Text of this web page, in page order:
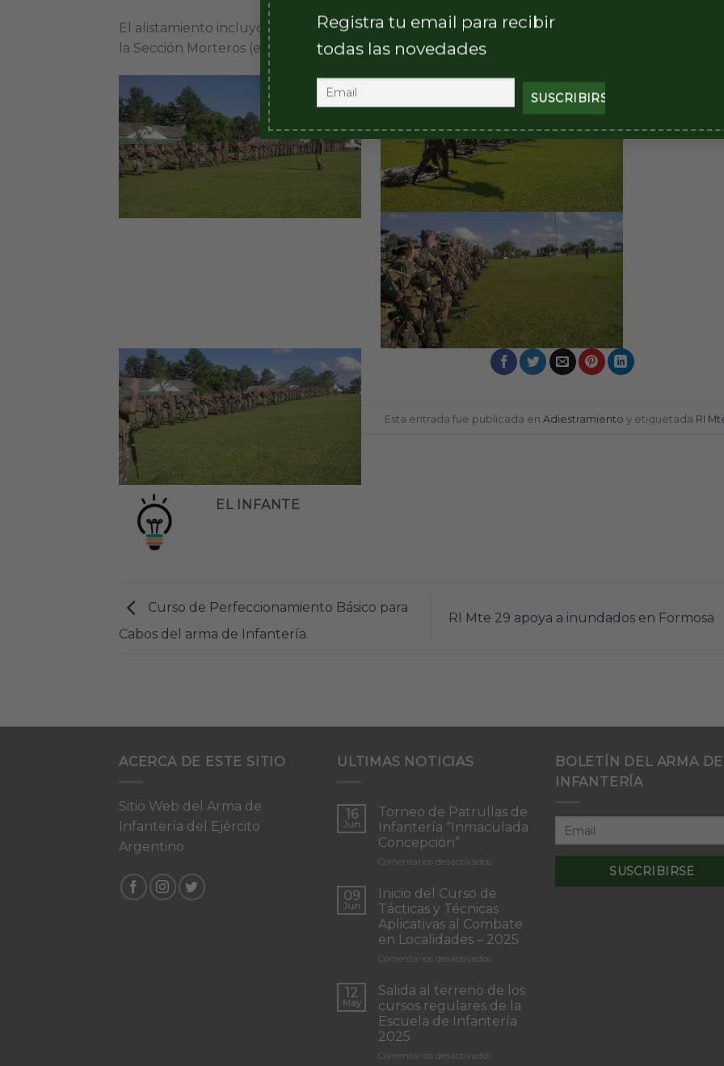
Registra tu email para recibir
todas las novedades
El alistamiento incluyó la comprobación de puestos, una revista de equipo, y la comprobación a
la Sección Morteros (entrada en posición) y a las armas de apoyo de las Compañías de
Esta entrada fue publicada en Adiestramiento y etiquetada RI
EL INFANTE
Curso de Perfeccionamiento Básico para
Cabos del arma de Infantería.
RI Mte 29 apoya a inundados en Formosa
ACERCA DE ESTE SITIO
Sitio Web del Arma de
Infantería del Ejército
Argentino
ULTIMAS NOTICIAS
16
Jun
Torneo de Patrullas de
Infantería “Inmaculada
Concepción”
Comentarios desactivadosen
de
de
Infantería
“Inmaculada
09
Jun
Inicio del Curso de
Tácticas y Técnicas
Aplicativas al Combate
en Localidades – 2025
Comentarios desactivadosen
del
Curso
de
Tácticas
12
May
Salida al terreno de los
cursos regulares de la
Escuela de Infantería
2025
Comentarios desactivadosen
BOLETÍN DEL ARMA DE
INFANTERÍA